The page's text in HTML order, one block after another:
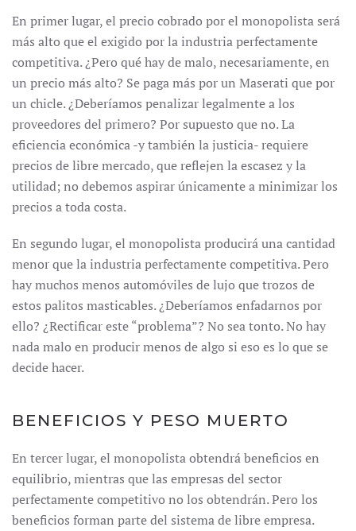
En primer lugar, el precio cobrado por el monopolista será
más alto que el exigido por la industria perfectamente
competitiva. ¿Pero qué hay de malo, necesariamente, en
un precio más alto? Se paga más por un Maserati que por
un chicle. ¿Deberíamos penalizar legalmente a los
proveedores del primero? Por supuesto que no. La
eficiencia económica -y también la justicia- requiere
precios de libre mercado, que reflejen la escasez y la
utilidad; no debemos aspirar únicamente a minimizar los
precios a toda costa.
En segundo lugar, el monopolista producirá una cantidad
menor que la industria perfectamente competitiva. Pero
hay muchos menos automóviles de lujo que trozos de
estos palitos masticables. ¿Deberíamos enfadarnos por
ello? ¿Rectificar este “problema”? No sea tonto. No hay
nada malo en producir menos de algo si eso es lo que se
decide hacer.
BENEFICIOS Y PESO MUERTO
En tercer lugar, el monopolista obtendrá beneficios en
equilibrio, mientras que las empresas del sector
perfectamente competitivo no los obtendrán. Pero los
beneficios forman parte del sistema de libre empresa.